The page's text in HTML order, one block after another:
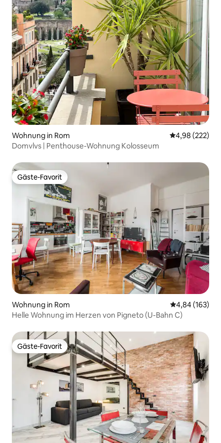
Wohnung in Rom
4,98 (222)
Domvlvs | Penthouse-Wohnung Kolosseum
Gäste-Favorit
Gäste-Favorit
Wohnung in Rom
4,84 (163)
Helle Wohnung im Herzen von Pigneto (U-Bahn C)
Gäste-Favorit
Gäste-Favorit